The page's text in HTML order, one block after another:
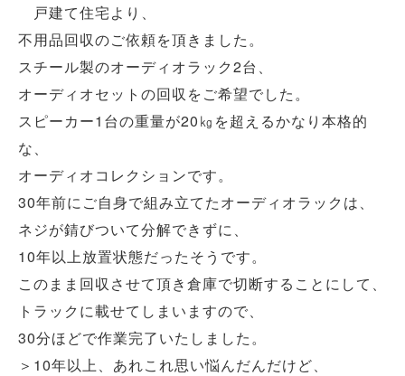
戸建て住宅より、
不用品回収のご依頼を頂きました。
スチール製のオーディオラック2台、
オーディオセットの回収をご希望でした。
スピーカー1台の重量が20㎏を超えるかなり本格的
な、
オーディオコレクションです。
30年前にご自身で組み立てたオーディオラックは、
ネジが錆びついて分解できずに、
10年以上放置状態だったそうです。
このまま回収させて頂き倉庫で切断することにして、
トラックに載せてしまいますので、
30分ほどで作業完了いたしました。
＞10年以上、あれこれ思い悩んだんだけど、